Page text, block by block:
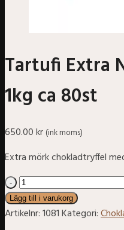
Tartufi Extra
1kg ca 80st
650.00kr (ink moms)
Extra mörk chokladtryffel
Tartufi
Extra
Neri
Lägg till i varukorg
Artikelnr:1081Kategori: